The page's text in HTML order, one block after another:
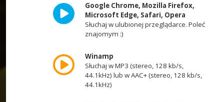
Google Chrome, Mozilla Firefox,
Microsoft Edge, Safari, Opera
Słuchaj w ulubionej przeglądarce. Poleć
znajomym :)
Winamp
Słuchaj w MP3 (stereo, 128 kb/s,
44.1kHz) lub w AAC+ (stereo, 128 kb/s,
44.1kHz)